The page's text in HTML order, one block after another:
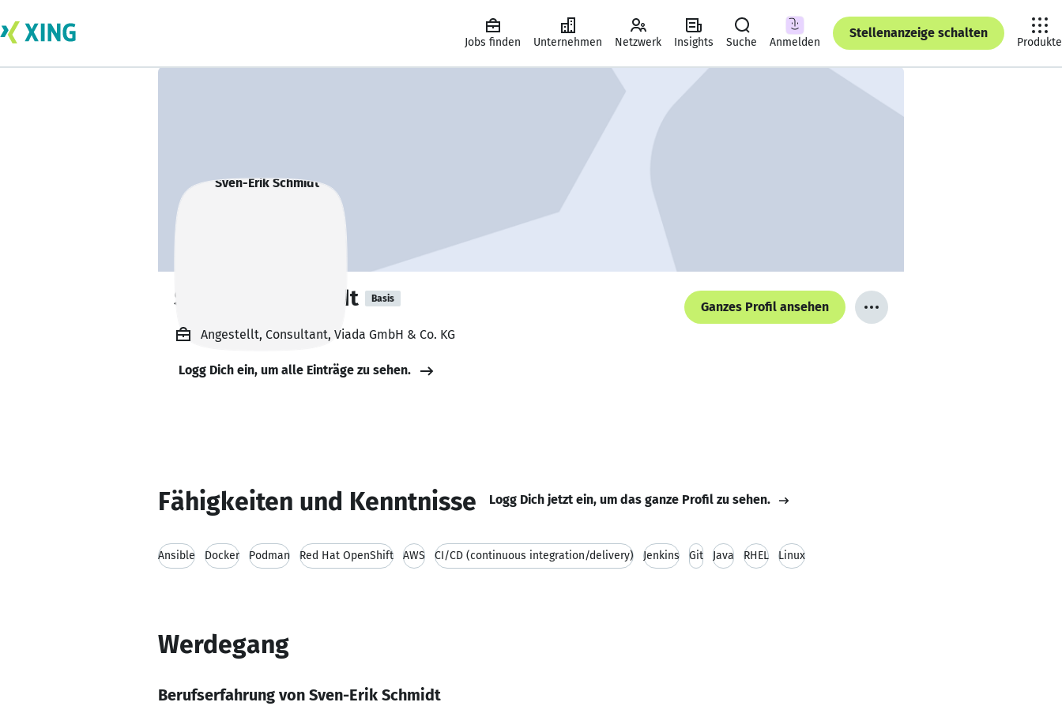
Jobs finden Unternehmen Netzwerk Insights Suche Anmelden
Stellenanzeige schalten
Produkte
Sven-Erik Schmidt Basis
Ganzes Profil ansehen
Angestellt, Consultant, Viada GmbH & Co. KG
Logg Dich ein, um alle Einträge zu sehen.
Fähigkeiten und Kenntnisse Logg Dich jetzt ein, um das ganze Profil zu sehen.
Ansible Docker Podman Red Hat OpenShift AWS CI/CD (continuous integration/delivery) Jenkins Git Java RHEL Linux
Werdegang
Berufserfahrung von Sven-Erik Schmidt